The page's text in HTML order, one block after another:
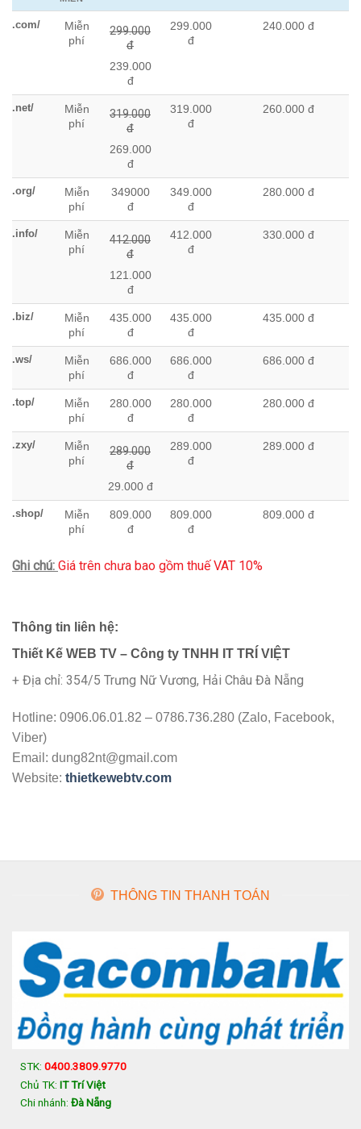
TÊN
VỤ
KHỞI
ĐĂNG KÝ
TÊN MIỀN
DUY TRÌ
MẮT BÃO. DỊCH VỤ DUY
.com/
Miễn
phí
299.000
đ
239.000
đ
299.000
đ
240.000 đ
.net/
Miễn
phí
319.000
đ
269.000
đ
319.000
đ
260.000 đ
.org/
Miễn
phí
349000
đ
349.000
đ
280.000 đ
.info/
Miễn
phí
412.000
đ
121.000
đ
412.000
đ
330.000 đ
.biz/
Miễn
phí
435.000
đ
435.000
đ
435.000 đ
.ws/
Miễn
phí
686.000
đ
686.000
đ
686.000 đ
.top/
Miễn
phí
280.000
đ
280.000
đ
280.000 đ
.zxy/
Miễn
phí
289.000
đ
29.000 đ
289.000
đ
289.000 đ
.shop/
Miễn
phí
809.000
đ
809.000
đ
809.000 đ
Ghi chú: Giá trên chưa bao gồm thuế VAT 10%
Thông tin liên hệ:
Thiết Kế WEB TV – Công ty TNHH IT TRÍ VIỆT
+ Địa chỉ: 354/5 Trưng Nữ Vương, Hải Châu Đà Nẵng
Hotline: 0906.06.01.82 – 0786.736.280 (Zalo, Facebook,
Viber)
Email: dung82nt@gmail.com
Website: thietkewebtv.com
THÔNG TIN THANH TOÁN
STK: 0400.3809.9770
Chủ TK: IT Trí Việt
Chi nhánh: Đà Nẵng